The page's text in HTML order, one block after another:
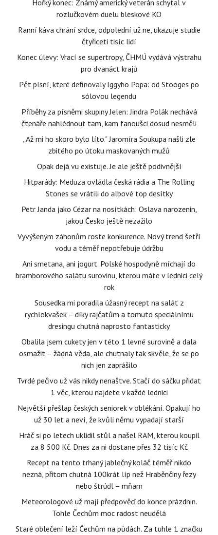
Hořký konec: Známý americký veterán schytal v
rozlučkovém duelu bleskové KO
Ranní káva chrání srdce, odpolední už ne, ukazuje studie
čtyřiceti tisíc lidí
Konec úlevy: Vrací se supertropy, ČHMÚ vydává výstrahu
pro dvanáct krajů
Pět písní, které definovaly Iggyho Popa: od Stooges po
sólovou legendu
Příběhy za písněmi skupiny Jelen: Jindra Polák nechává
čtenáře nahlédnout tam, kam fanoušci dosud nesměli
„Až mi ho skoro bylo líto." Jaromíra Soukupa našli zle
zbitého po útoku maskovaných mužů
Opak dejá vu existuje. Je ale ještě podivnější
Hitparády: Meduza ovládla česká rádia a The Rolling
Stones se vrátili do albové top desítky
Petr Janda jako Cézar na nosítkách: Oslava narozenin,
jakou Česko ještě nezažilo
Vyvýšeným záhonům roste konkurence. Nový trend šetří
vodu a téměř nepotřebuje údržbu
Ani smetana, ani jogurt. Polské hospodyně míchají do
bramborového salátu surovinu, kterou máte v lednici celý
rok
Sousedka mi poradila úžasný recept na salát z
rychlokvašek – díky rajčatům a tomuto speciálnímu
dresingu chutná naprosto fantasticky
Obalila jsem cukety jen v této 1 levné surovině a dala
osmažit – žádná věda, ale chutnaly tak skvěle, že se po
nich jen zaprášilo
Tvrdé pečivo už vás nikdy nenaštve. Stačí do sáčku přidat
1 věc, kterou najdete v každé lednici
Největší přešlap českých seniorek v oblékání. Opakují ho
už 30 let a neví, že kvůli němu vypadají starší
Hráč si po letech uklidil stůl a našel RAM, kterou koupil
za 8 500 Kč. Dnes za ni dostane přes 32 tisíc Kč
Recept na tento trhaný jablečný koláč téměř nikdo
nezná, přitom chutná 100krát líp než Hraběnčiny řezy
nebo štrúdl – mňam
Meteorologové už mají předpověď do konce prázdnin.
Tohle Čechům moc radost neudělá
Staré oblečení leží Čechům na půdách. Za tuhle 1 značku